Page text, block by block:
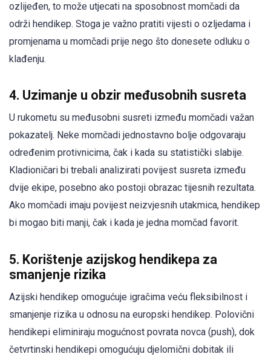
ozlijeđen, to može utjecati na sposobnost momčadi da
održi hendikep. Stoga je važno pratiti vijesti o ozljedama i
promjenama u momčadi prije nego što donesete odluku o
klađenju.
4. Uzimanje u obzir međusobnih susreta
U rukometu su međusobni susreti između momčadi važan
pokazatelj. Neke momčadi jednostavno bolje odgovaraju
određenim protivnicima, čak i kada su statistički slabije.
Kladioničari bi trebali analizirati povijest susreta između
dvije ekipe, posebno ako postoji obrazac tijesnih rezultata.
Ako momčadi imaju povijest neizvjesnih utakmica, hendikep
bi mogao biti manji, čak i kada je jedna momčad favorit.
5. Korištenje azijskog hendikepa za
smanjenje rizika
Azijski hendikep omogućuje igračima veću fleksibilnost i
smanjenje rizika u odnosu na europski hendikep. Polovični
hendikepi eliminiraju mogućnost povrata novca (push), dok
četvrtinski hendikepi omogućuju djelomični dobitak ili